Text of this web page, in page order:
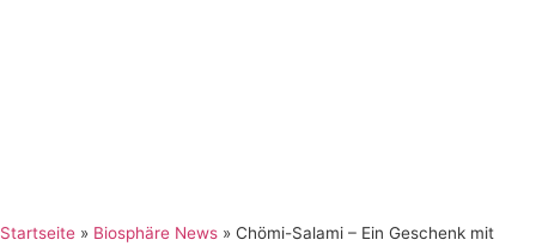
Startseite » Biosphäre News » Chömi-Salami – Ein Geschenk mit